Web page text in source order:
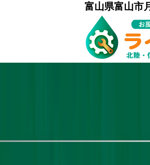
富山県富山市